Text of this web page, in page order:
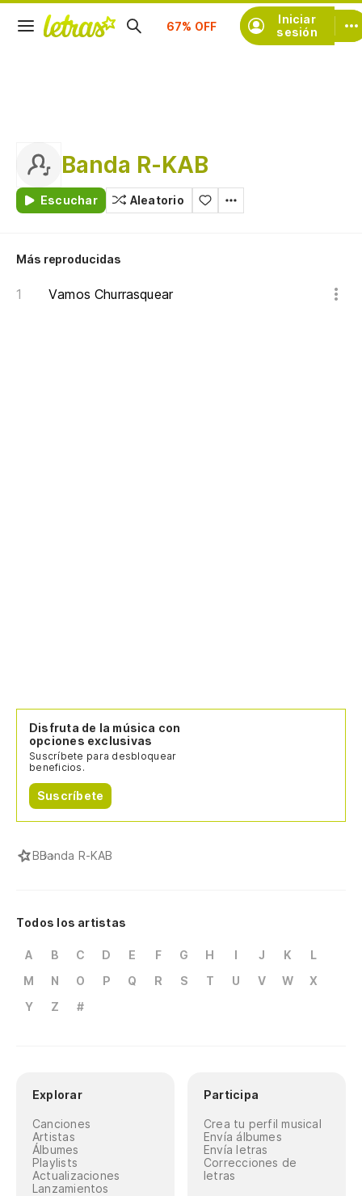
Iniciar
sesión
Suscríbete
Banda R-KAB
Escuchar Aleatorio
Más reproducidas
Vamos Churrasquear
Disfruta de la música con
opciones exclusivas
Suscríbete para desbloquear
beneficios.
Suscríbete
BBanda R-KAB
Todos los artistas
A B C D E F G H I J K
L
M
N O P Q R S T U V W
X
Y
Z #
Explorar
Canciones
Artistas
Álbumes
Playlists
Actualizaciones
Lanzamientos
Participa
Crea tu perfil musical
Envía álbumes
Envía letras
Correcciones de
letras